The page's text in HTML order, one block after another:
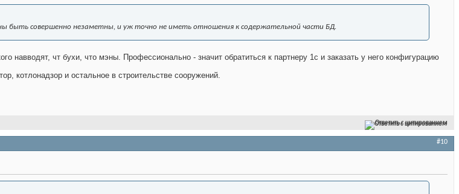
быть совершенно незаметны, и уж точно не иметь отношения к содержательной части БД.
навводят, чт бухи, что мэны. Профессионально - значит обратиться к партнеру 1с и заказать у него конфигурацию
котлонадзор и остальное в строительстве сооружений.
Ответить с цитированием
#10